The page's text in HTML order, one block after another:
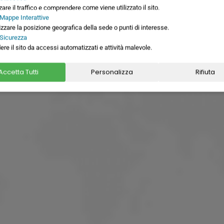
il traffico e comprendere come viene utilizzato il sito.
Interattive
la posizione geografica della sede o punti di interesse.
il sito da accessi automatizzati e attività malevole.
Tutti Personalizza Rifiuta